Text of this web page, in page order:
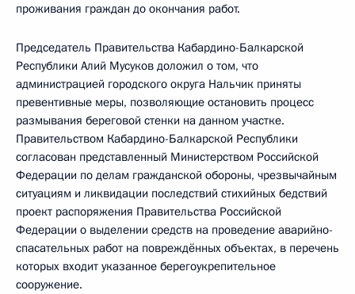
проживания граждан до окончания работ.
Председатель Правительства Кабардино-Балкарской
Республики Алий Мусуков доложил о том, что
администрацией городского округа Нальчик приняты
превентивные меры, позволяющие остановить процесс
размывания береговой стенки на данном участке.
Правительством Кабардино-Балкарской Республики
согласован представленный Министерством Российской
Федерации по делам гражданской обороны, чрезвычайным
ситуациям и ликвидации последствий стихийных бедствий
проект распоряжения Правительства Российской
Федерации о выделении средств на проведение аварийно-
спасательных работ на повреждённых объектах, в перечень
которых входит указанное берегоукрепительное
сооружение.